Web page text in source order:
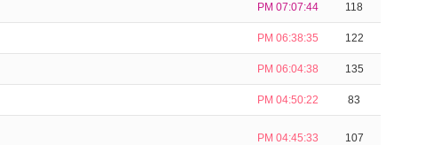
PM 07:07:44 118
PM 06:38:35 122
PM 06:04:38 135
PM 04:50:22 83
PM 04:45:33 107